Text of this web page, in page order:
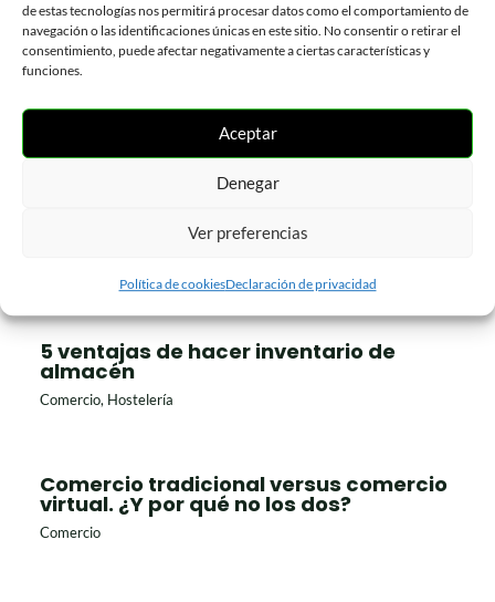
de estas tecnologías nos permitirá procesar datos como el comportamiento de
navegación o las identificaciones únicas en este sitio. No consentir o retirar el
consentimiento, puede afectar negativamente a ciertas características y
funciones.
Aceptar
Denegar
Ver preferencias
Política de cookiesDeclaración de privacidad
comercios
5 ventajas de hacer inventario de
almacén
Comercio, Hostelería
Comercio tradicional versus comercio
virtual. ¿Y por qué no los dos?
Comercio